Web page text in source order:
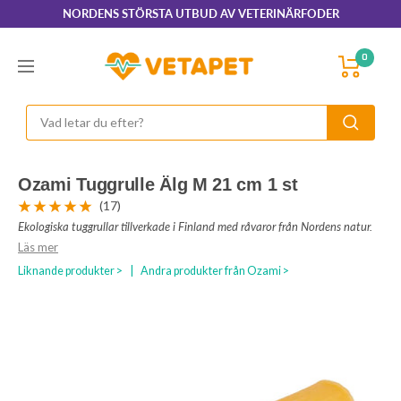
till
NORDENS STÖRSTA UTBUD AV VETERINÄRFODER
Navigering
VetaPet.com 0
Ozami Tuggrulle Älg M 21 cm 1 st
(17)
Ekologiska tuggrullar tillverkade i Finland med råvaror från Nordens natur.
Läs mer
Liknande produkter > Andra produkter från Ozami >